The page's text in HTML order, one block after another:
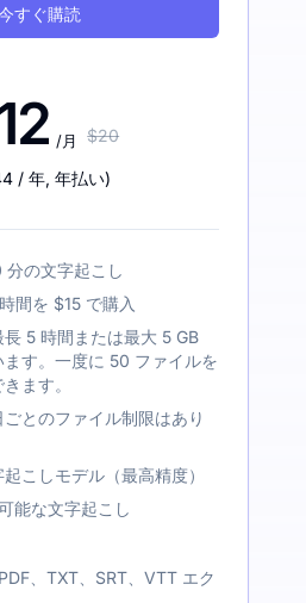
すぐ購読
/月 $20
/ 年, 年払い)
の文字起こし
間を $15 で購入
5 時間または最大 5 GB
ます。一度に 50 ファイルを
ます。
とのファイル制限はあり
こしモデル（最高精度）
能な文字起こし
、TXT、SRT、VTT エク